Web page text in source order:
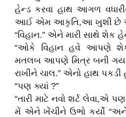
હેન્ડ કરવા હાથ આગળ
આઈ એમ આકૃતિ,આ ખુશી છે
“વિહાન.” એને મારી સાથે શેક
“ઓકે વિહાન હવે આપણે
મતલબ આપણે મિત્ર બની
રાખીને ચાલ.” એનો હાથ પકડી
“પણ ક્યાં ?”
“તારી માટે નવો શર્ટ
મેં એને ખેંચીને ઉભો કર્યો